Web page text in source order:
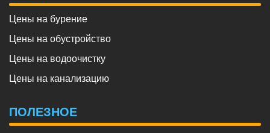
Цены на бурение
Цены на обустройство
Цены на водоочистку
Цены на канализацию
ПОЛЕЗНОЕ